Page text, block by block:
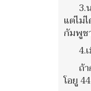
3.
แต่ไม่
กัมพูช
4.
ถ้
โอยู